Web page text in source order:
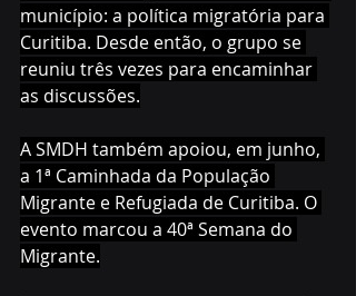
município: a política migratória para
Curitiba. Desde então, o grupo se
reuniu três vezes para encaminhar
as discussões.
A SMDH também apoiou, em junho,
a 1ª Caminhada da População
Migrante e Refugiada de Curitiba. O
evento marcou a 40ª Semana do
Migrante.